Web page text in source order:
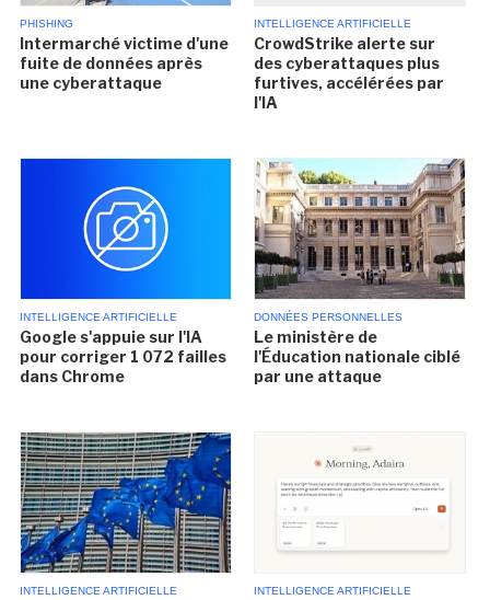
PHISHING
Intermarché victime d'une
fuite de données après
une cyberattaque
INTELLIGENCE ARTIFICIELLE
CrowdStrike alerte sur
des cyberattaques plus
furtives, accélérées par
l'IA
INTELLIGENCE ARTIFICIELLE
Google s'appuie sur l'IA
pour corriger 1 072 failles
dans Chrome
DONNÉES PERSONNELLES
Le ministère de
l'Éducation nationale ciblé
par une attaque
INTELLIGENCE ARTIFICIELLE INTELLIGENCE ARTIFICIELLE